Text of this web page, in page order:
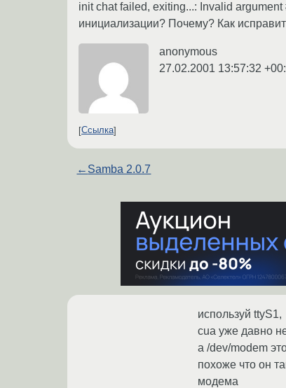
init chat failed, exiting...: Invalid
инициализации? Почему? Как
anonymous
27.02.2001 13:57:32
Ссылка
← Samba 2.0.7
используй ttyS1,
cua уже давно
а /dev/modem
похоже что он
модема